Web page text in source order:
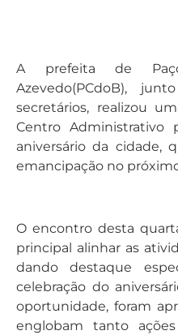
A prefeita de
Azevedo(PCdoB),
secretários, realizou
Centro Administrativo
aniversário da cidade,
emancipação no
O encontro desta
principal alinhar as
dando destaque
celebração do
oportunidade, foram
englobam tanto